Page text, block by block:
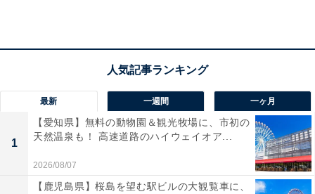
楽天トラベルでホテルを見る
最新 一週間 一ヶ月
1
【愛知県】無料の動物園＆観光牧場に、市初の
天然温泉も！ 高速道路のハイウェイオア...
2026/08/07
【鹿児島県】桜島を望む駅ビルの大観覧車に、